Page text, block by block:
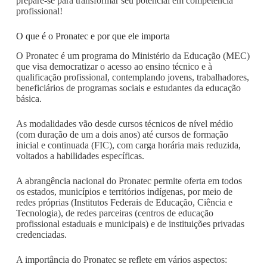
profissional!
O que é o Pronatec e por que ele importa
O Pronatec é um programa do Ministério da Educação (MEC)
que visa democratizar o acesso ao ensino técnico e à
qualificação profissional, contemplando jovens, trabalhadores,
beneficiários de programas sociais e estudantes da educação
básica.
As modalidades vão desde cursos técnicos de nível médio
(com duração de um a dois anos) até cursos de formação
inicial e continuada (FIC), com carga horária mais reduzida,
voltados a habilidades específicas.
A abrangência nacional do Pronatec permite oferta em todos
os estados, municípios e territórios indígenas, por meio de
redes próprias (Institutos Federais de Educação, Ciência e
Tecnologia), de redes parceiras (centros de educação
profissional estaduais e municipais) e de instituições privadas
credenciadas.
A importância do Pronatec se reflete em vários aspectos: